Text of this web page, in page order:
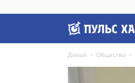
Домой Общество